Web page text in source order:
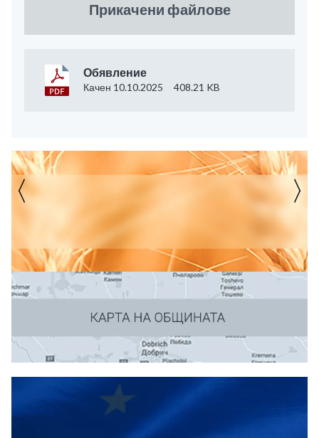
Прикачени файлове
Обявление
Качен 10.10.2025 408.21 KB